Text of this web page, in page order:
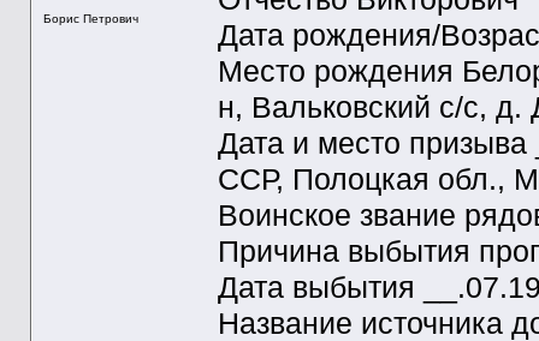
Борис Петрович
Дата рождения/
Место рождения
н, Вальковский с/с, д.
Дата и место
ССР, Полоцкая обл.,
Воинское звание
Причина выбытия
Дата выбытия
Название источника